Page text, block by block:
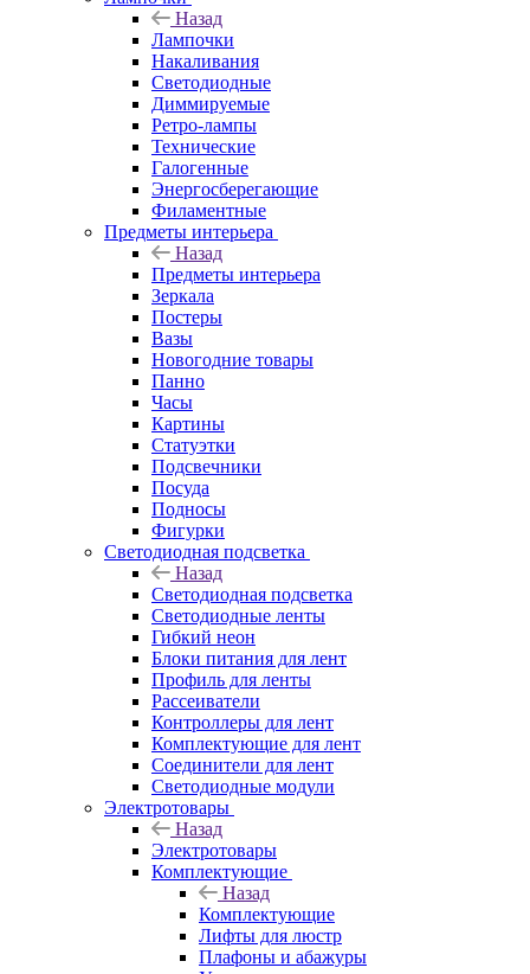
Назад
Лампочки
Накаливания
Светодиодные
Диммируемые
Ретро-лампы
Технические
Галогенные
Энергосберегающие
Филаментные
Предметы интерьера
Назад
Предметы интерьера
Зеркала
Постеры
Вазы
Новогодние товары
Панно
Часы
Картины
Статуэтки
Подсвечники
Посуда
Подносы
Фигурки
Светодиодная подсветка
Назад
Светодиодная подсветка
Светодиодные ленты
Гибкий неон
Блоки питания для лент
Профиль для ленты
Рассеиватели
Контроллеры для лент
Комплектующие для лент
Соединители для лент
Светодиодные модули
Электротовары
Назад
Электротовары
Комплектующие
Назад
Комплектующие
Лифты для люстр
Плафоны и абажуры